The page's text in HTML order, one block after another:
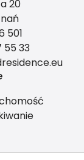
20
501
55 33